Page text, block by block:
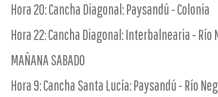
Hora 20: Cancha Diagonal: Paysandú - Colonia
Hora 22: Cancha Diagonal: Interbalnearia - Río
MAÑANA SABADO
Hora 9: Cancha Santa Lucía: Paysandú - Río